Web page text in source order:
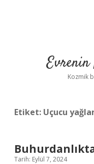
Evrenin
Kozmik
Etiket: Uçucu
Tarih: Eylül 7, 2024